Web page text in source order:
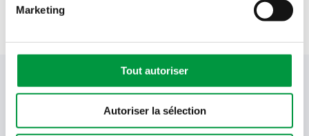
Marketing
Tout autoriser
Autoriser la sélection
Votre newsletter Cactus